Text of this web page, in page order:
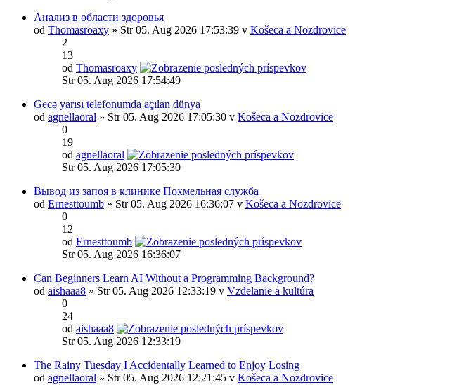
Анализ в области здоровья
od Thomasroaxy » Str 05. Aug 2026 17:53:39 v Košeca a Nozdrovice
2
13
od Thomasroaxy
Str 05. Aug 2026 17:54:49
Gecə yarısı telefonumda açılan dünya
od agnellaoral » Str 05. Aug 2026 17:05:30 v Košeca a Nozdrovice
0
19
od agnellaoral
Str 05. Aug 2026 17:05:30
Вывод из запоя в клинике Похмельная служба
od Ernesttoumb » Str 05. Aug 2026 16:36:07 v Košeca a Nozdrovice
0
12
od Ernesttoumb
Str 05. Aug 2026 16:36:07
Can Beginners Learn AI Without a Programming Background?
od aishaaa8 » Str 05. Aug 2026 12:33:19 v Vzdelanie a kultúra
0
24
od aishaaa8
Str 05. Aug 2026 12:33:19
The Rainy Tuesday I Accidentally Learned to Enjoy Losing
od agnellaoral » Str 05. Aug 2026 12:21:45 v Košeca a Nozdrovice